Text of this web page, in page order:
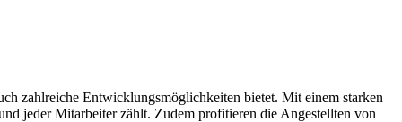
zahlreiche Entwicklungsmöglichkeiten bietet. Mit einem starken
jeder Mitarbeiter zählt. Zudem profitieren die Angestellten von